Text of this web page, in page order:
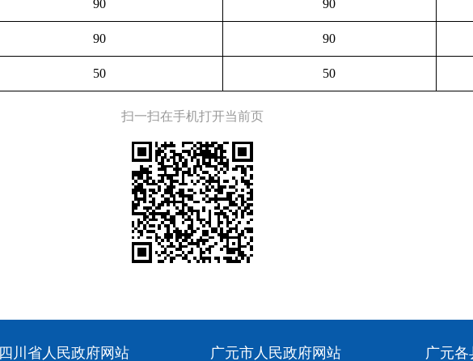
90 90
90 90
50 50
扫一扫在手机打开当前页
四川省人民政府网站 广元市人民政府网站